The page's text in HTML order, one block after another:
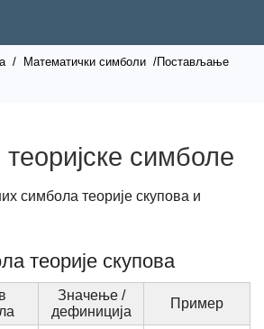
/ Математички симболи /Постављање
симболе
симбола теорије скупова и
теорије скупова
Значење /
дефиниција
Пример